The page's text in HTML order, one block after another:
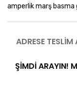
amperlik marş basma
ADRESE
ŞİMDİ ARAYIN!